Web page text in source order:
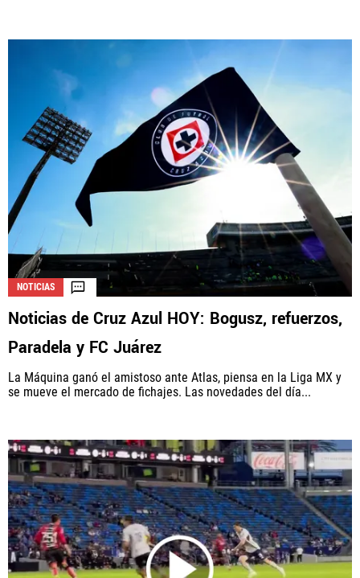
NOTICIAS
Noticias de Cruz Azul HOY: Bogusz, refuerzos,
Paradela y FC Juárez
La Máquina ganó el amistoso ante Atlas, piensa en la Liga MX y
se mueve el mercado de fichajes. Las novedades del día...